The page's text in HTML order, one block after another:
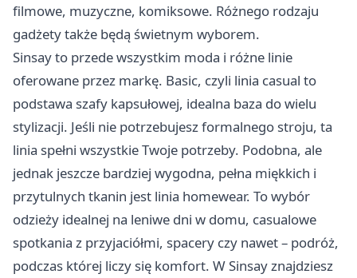
filmowe, muzyczne, komiksowe. Różnego rodzaju
gadżety także będą świetnym wyborem.
Sinsay to przede wszystkim moda i różne linie
oferowane przez markę. Basic, czyli linia casual to
podstawa szafy kapsułowej, idealna baza do wielu
stylizacji. Jeśli nie potrzebujesz formalnego stroju, ta
linia spełni wszystkie Twoje potrzeby. Podobna, ale
jednak jeszcze bardziej wygodna, pełna miękkich i
przytulnych tkanin jest linia homewear. To wybór
odzieży idealnej na leniwe dni w domu, casualowe
spotkania z przyjaciółmi, spacery czy nawet – podróż,
podczas której liczy się komfort. W Sinsay znajdziesz